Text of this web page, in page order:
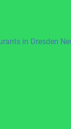
in Dresden